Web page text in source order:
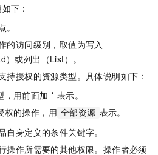
下：
的访问级别，取值为写入
）或列出（List）。
持授权的资源类型。具体说明如下：
用前面加 * 表示。
权的操作，用 全部资源 表示。
身定义的条件关键字。
操作所需要的其他权限。操作者必须